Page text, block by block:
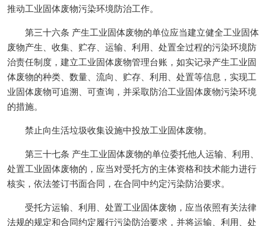
推动工业固体废物污染环境防治工作。
第三十六条 产生工业固体废物的单位应当建立健全工业固体
废物产生、收集、贮存、运输、利用、处置全过程的污染环境防
治责任制度，建立工业固体废物管理台账，如实记录产生工业固
体废物的种类、数量、流向、贮存、利用、处置等信息，实现工
业固体废物可追溯、可查询，并采取防治工业固体废物污染环境
的措施。
禁止向生活垃圾收集设施中投放工业固体废物。
第三十七条 产生工业固体废物的单位委托他人运输、利用、
处置工业固体废物的，应当对受托方的主体资格和技术能力进行
核实，依法签订书面合同，在合同中约定污染防治要求。
受托方运输、利用、处置工业固体废物，应当依照有关法律
法规的规定和合同约定履行污染防治要求，并将运输、利用、处